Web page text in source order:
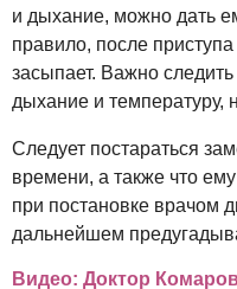
и дыхание, можно дать
правило, после
засыпает. Важно
дыхание и температуру,
Следует постараться
времени, а также что
при постановке врачом
дальнейшем
Видео: Доктор